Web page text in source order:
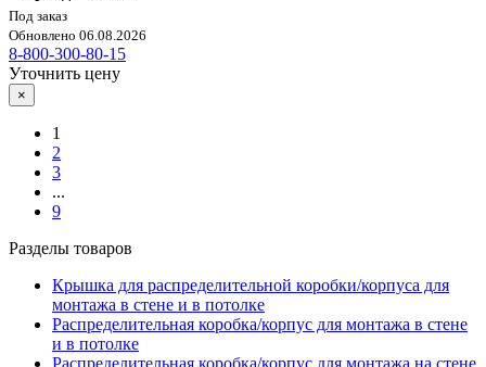
Под заказ
Обновлено 06.08.2026
8-800-300-80-15
Уточнить цену
×
1
2
3
...
9
Разделы товаров
Крышка для распределительной коробки/корпуса для
монтажа в стене и в потолке
Распределительная коробка/корпус для монтажа в стене
и в потолке
Распределительная коробка/корпус для монтажа на стене